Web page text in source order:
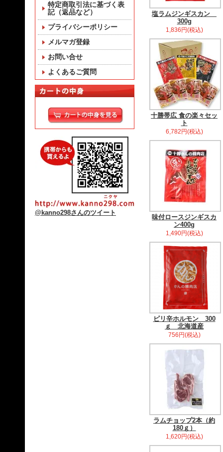
塩ラムジンギスカン
300g
1,836円(税込)
十勝帯広 食の楽々セッ
ト
6,782円(税込)
味付ロースジンギスカ
ン400g
1,490円(税込)
ピリ辛ホルモン 300
ｇ 北海道産
756円(税込)
ラムチョップ2本（約
180ｇ）
1,620円(税込)
特定商取引法に基づく表
記（返品など）
プライバシーポリシー
メルマガ登録
お問い合せ
よくあるご質問
@kanno298さんのツイート